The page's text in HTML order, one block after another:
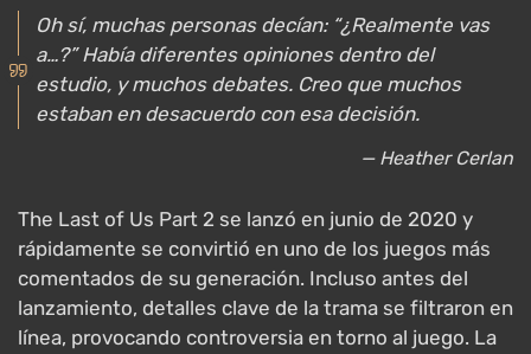
Oh sí, muchas personas decían: “¿Realmente vas
a…?” Había diferentes opiniones dentro del
estudio, y muchos debates. Creo que muchos
estaban en desacuerdo con esa decisión.
— Heather Cerlan
The Last of Us Part 2 se lanzó en junio de 2020 y
rápidamente se convirtió en uno de los juegos más
comentados de su generación. Incluso antes del
lanzamiento, detalles clave de la trama se filtraron en
línea, provocando controversia en torno al juego. La